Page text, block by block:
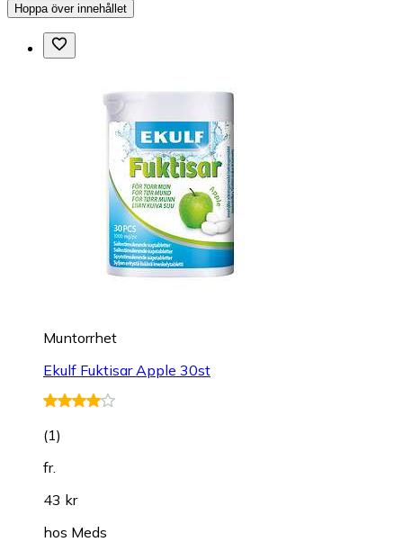
Hoppa över innehållet
Muntorrhet
Ekulf Fuktisar Apple 30st
(1)
fr.
43 kr
hos Meds